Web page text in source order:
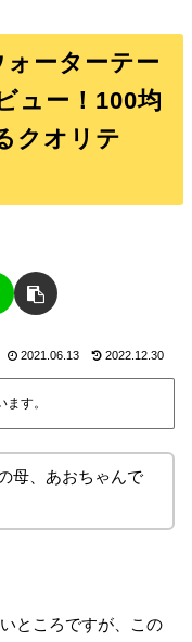
ォーターテー
ュー！100均
クオリテ
2021.06.13 2022.12.30
す。
母、あおちゃんで
ところですが、この